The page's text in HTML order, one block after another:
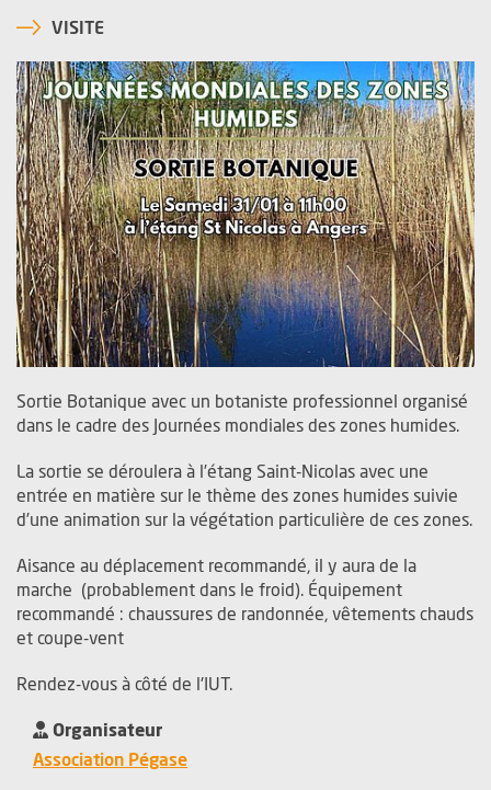
VISITE
Sortie Botanique avec un botaniste professionnel organisé
dans le cadre des Journées mondiales des zones humides.
La sortie se déroulera à l’étang Saint-Nicolas avec une
entrée en matière sur le thème des zones humides suivie
d’une animation sur la végétation particulière de ces zones.
Aisance au déplacement recommandé, il y aura de la
marche (probablement dans le froid). Équipement
recommandé : chaussures de randonnée, vêtements chauds
et coupe-vent
Rendez-vous à côté de l'IUT.
Organisateur
Association Pégase, Ouvre une nouvelle fenêtre